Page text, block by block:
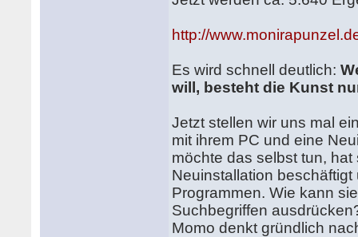
http://
Es wird schnell deutlich:
will, besteht die Kunst
Jetzt stellen wir uns mal
mit ihrem PC und eine
möchte das selbst tun,
Neuinstallation
Programmen. Wie kann
Suchbegriffen
Momo denkt gründlich